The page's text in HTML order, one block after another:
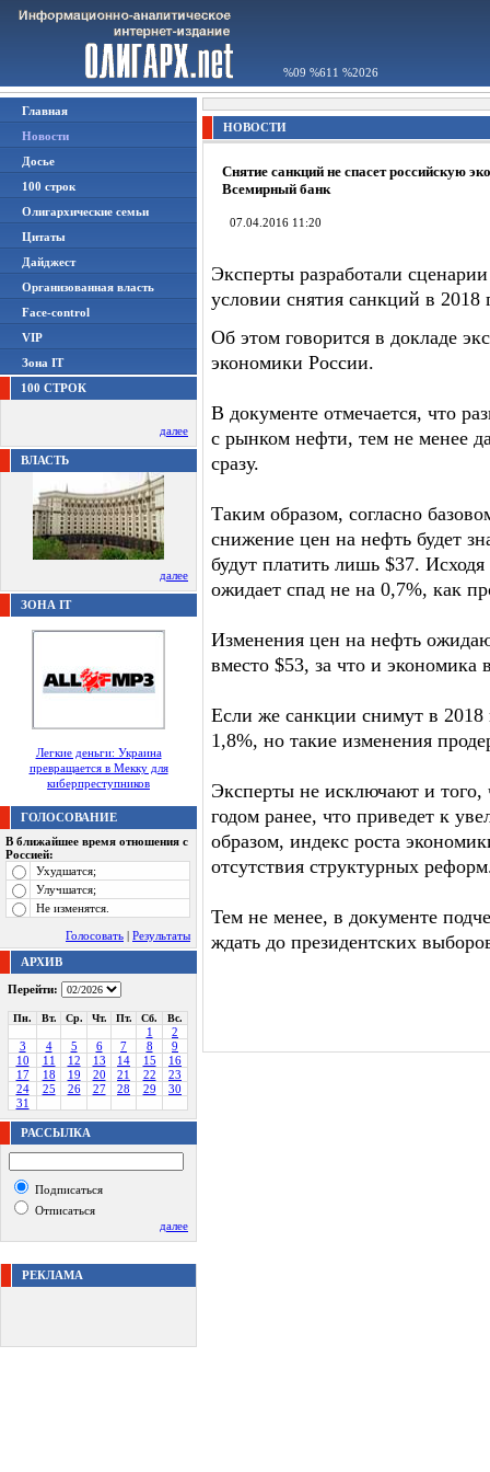
%09 %611 %2026
Главная
Новости
Досье
100 строк
Олигархические семьи
Цитаты
Дайджест
Организованная власть
Face-control
VIP
Зона IT
100 СТРОК
далее
ВЛАСТЬ
далее
ЗОНА IT
Легкие деньги: Украина
превращается в Мекку для
киберпреступников
ГОЛОСОВАНИЕ
В ближайшее время отношения с
Россией:
Ухудшатся;
Улучшатся;
Не изменятся.
Голосовать | Результаты
АРХИВ
Перейти:
Пн. Вт. Ср. Чт. Пт. Сб. Вс.
1
2
3
4 5 6 7 8
9
10
11 12 13 14 15
16
17
18 19 20 21 22
23
24
25 26 27 28 29
30
31
РАССЫЛКА
Подписаться
Отписаться
далее
РЕКЛАМА
НОВОСТИ
Снятие санкций не спасет российскую
Всемирный банк
07.04.2016 11:20
Эксперты разработали
условии снятия санкций в 2018
Об этом говорится в докладе
экономики России.
В документе отмечается, что
с рынком нефти, тем не менее
сразу.
Таким образом, согласно
снижение цен на нефть будет
будут платить лишь $37.
ожидает спад не на 0,7%, как
Изменения цен на нефть
вместо $53, за что и экономика
Если же санкции снимут в 2018
1,8%, но такие изменения
Эксперты не исключают и того,
годом ранее, что приведет к
образом, индекс роста
отсутствия структурных
Тем не менее, в документе
ждать до президентских